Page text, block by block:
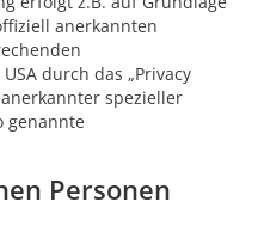
anerkannten
durch das „Privacy
spezieller
genannte
Personen